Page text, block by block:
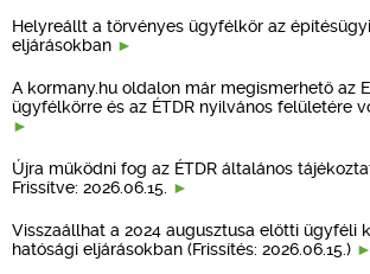
Helyreállt a törvényes ügyfélkör az
eljárásokban
A kormany.hu oldalon már megismerhető az
ügyfélkörre és az ÉTDR nyilvános felületére
Újra működni fog az ÉTDR általános
Frissítve: 2026.06.15.
Visszaállhat a 2024 augusztusa előtti ügyféli
hatósági eljárásokban (Frissítés: 2026.06.15.)